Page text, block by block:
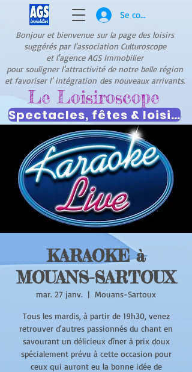
Se connecter
Bonjour et bienvenue sur la page des loisirs
suggérés parl'association Culturoscope
et l'agence AGS Immobilier
pour souligner l'attractivité de notre belle région
et favoriser l' intégration des nouveaux arrivants.
Le Loisiroscope
Spectacles, fêtes & loisirs
KARAOKE à
MOUANS-SARTOUX
mar. 27 janv.
  |
Mouans-Sartoux
Tous les mardis, à partir de 19h30, venez
retrouver d'autres passionnés du chant en
savourant un délicieux dîner à prix doux
spécialement prévu à cette occasion pour
ceux qui auront eu la bonne idée de